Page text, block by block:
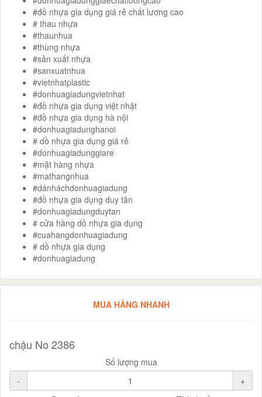
#đồ nhựa gia dụng giá rẻ chất lương cao
# thau nhựa
#thaunhua
#thùng nhựa
#sản xuất nhựa
#sanxuatnhua
#vietnhatplastic
#donhuagiadungvietnhat
#đồ nhựa gia dụng việt nhật
#đồ nhựa gia dụng hà nội
#donhuagiadunghanoi
# dồ nhựa gia dụng giá rẻ
#donhuagiadunggiare
#mặt hàng nhựa
#mathangnhua
#dánháchdonhuagiadung
#đồ nhựa gia dụng duy tân
#donhuagiadungduytan
# cửa hàng dồ nhựa gia dụng
#cuahangdonhuagiadung
# dồ nhựa gia dụng
#donhuagiadung
MUA HÀNG NHANH
chậu No 2386
Số lượng mua
-
+